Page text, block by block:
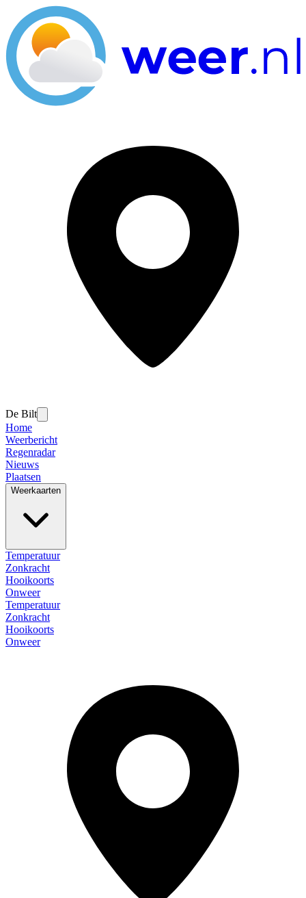
De Bilt
Home
Weerbericht
Regenradar
Nieuws
Plaatsen
Weerkaarten
Temperatuur
Zonkracht
Hooikoorts
Onweer
Temperatuur
Zonkracht
Hooikoorts
Onweer